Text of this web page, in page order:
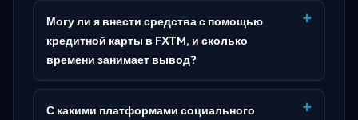
Могу ли я внести средства с помощью
кредитной карты в FXTM, и сколько
времени занимает вывод?
С какими платформами социального